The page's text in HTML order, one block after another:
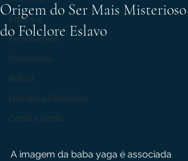
Edição 2
Personagens
Pomeranos
Autora
Literatura Fantástica
Conta a lenda
Origem do Ser Mais Misterioso
do Folclore Eslavo
A imagem da baba yaga é associada